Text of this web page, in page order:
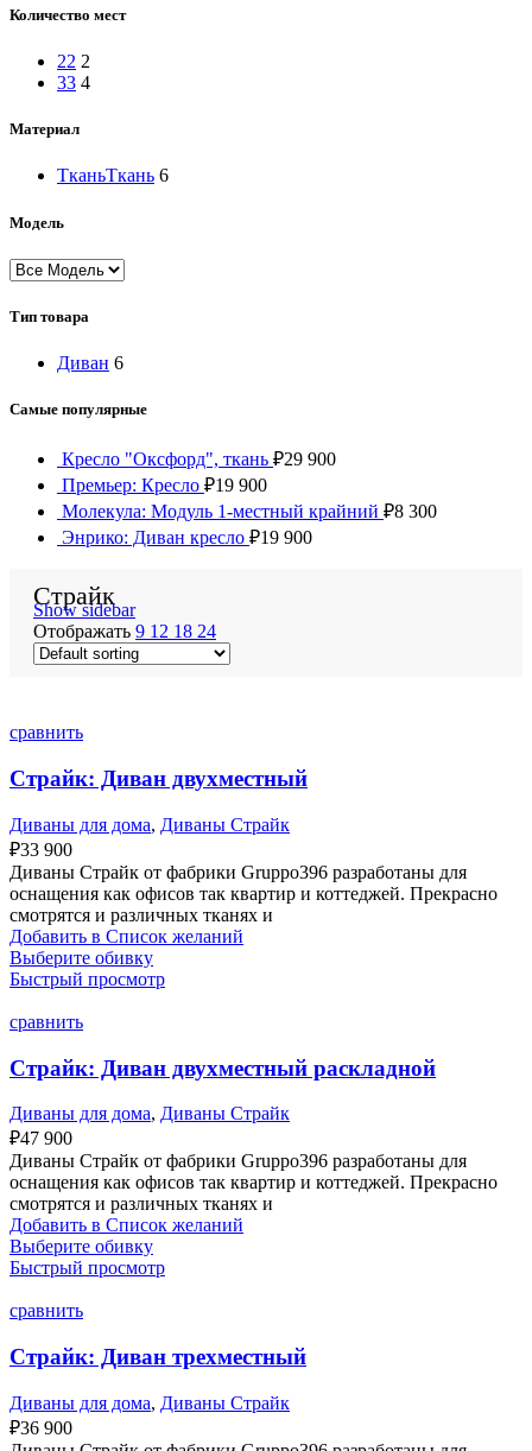
Количество мест
22 2
33 4
Материал
ТканьТкань 6
Модель
Тип товара
Диван 6
Самые популярные
Кресло "Оксфорд", ткань ₽29 900
Премьер: Кресло ₽19 900
Молекула: Модуль 1-местный крайний ₽8 300
Энрико: Диван кресло ₽19 900
Страйк
Show sidebar
Отображать 9 12 18 24
сравнить
Страйк: Диван двухместный
Диваны для дома, Диваны Страйк
₽33 900
Диваны Страйк от фабрики Gruppo396 разработаны для
оснащения как офисов так квартир и коттеджей. Прекрасно
смотрятся и различных тканях и
Добавить в Список желаний
Выберите обивку
Быстрый просмотр
сравнить
Страйк: Диван двухместный раскладной
Диваны для дома, Диваны Страйк
₽47 900
Диваны Страйк от фабрики Gruppo396 разработаны для
оснащения как офисов так квартир и коттеджей. Прекрасно
смотрятся и различных тканях и
Добавить в Список желаний
Выберите обивку
Быстрый просмотр
сравнить
Страйк: Диван трехместный
Диваны для дома, Диваны Страйк
₽36 900